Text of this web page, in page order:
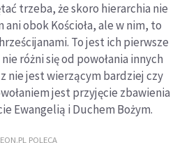
trzeba, że skoro hierarchia nie
ani obok Kościoła, ale w nim, to
To jest ich pierwsze
różni się od powołania innych
nie jest wierzącym bardziej czy
jest przyjęcie zbawienia
Ewangelią i Duchem Bożym.
POLECA